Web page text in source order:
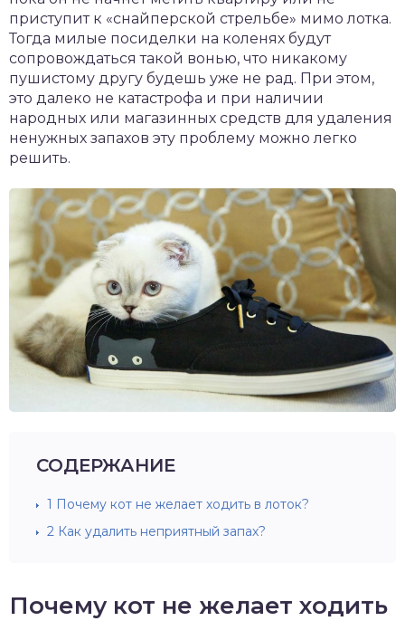
приступит к «снайперской стрельбе» мимо лотка.
Тогда милые посиделки на коленях будут
сопровождаться такой вонью, что никакому
пушистому другу будешь уже не рад. При этом,
это далеко не катастрофа и при наличии
народных или магазинных средств для удаления
ненужных запахов эту проблему можно легко
решить.
СОДЕРЖАНИЕ
1 Почему кот не желает ходить в лоток?
2 Как удалить неприятный запах?
Почему кот не желает ходить